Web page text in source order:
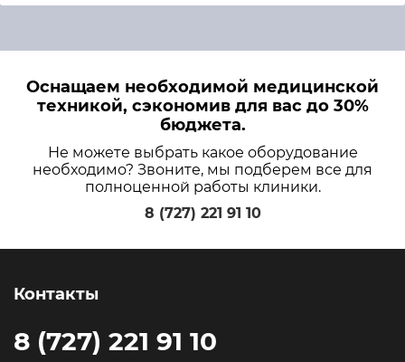
Оснащаем необходимой медицинской
техникой, сэкономив для вас до 30%
бюджета.
Не можете выбрать какое оборудование
необходимо? Звоните, мы подберем все для
полноценной работы клиники.
8 (727) 221 91 10
Контакты
8 (727) 221 91 10